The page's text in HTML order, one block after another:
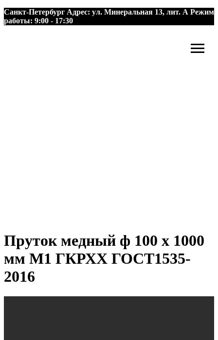
Санкт-Петербург Адрес: ул. Минеральная 13, лит. А Режим
работы: 9:00 - 17:30
Пруток медный ф 100 х 1000
мм М1 ГКРХХ ГОСТ1535-
2016